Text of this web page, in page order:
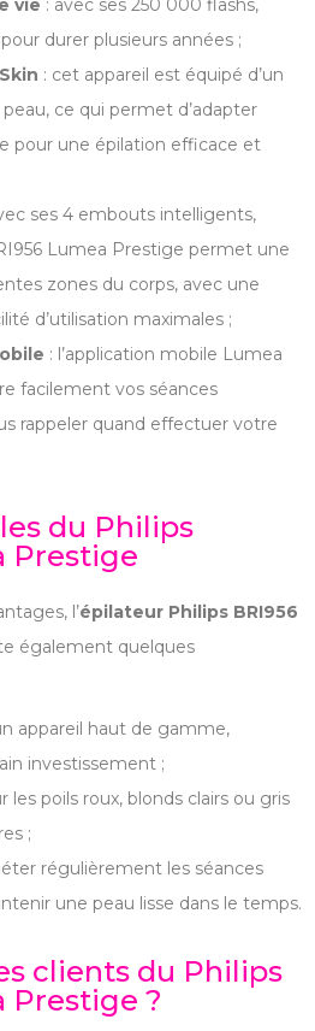
vie : avec ses 250 000 flashs,
durer plusieurs années ;
: cet appareil est équipé d’un
ce qui permet d’adapter
pour une épilation efficace et
ses 4 embouts intelligents,
Lumea Prestige permet une
zones du corps, avec une
d’utilisation maximales ;
: l’application mobile Lumea
facilement vos séances
rappeler quand effectuer votre
du Philips
Prestige
l’épilateur Philips BRI956
également quelques
appareil haut de gamme,
investissement ;
les poils roux, blonds clairs ou gris
;
régulièrement les séances
une peau lisse dans le temps.
clients du Philips
Prestige ?